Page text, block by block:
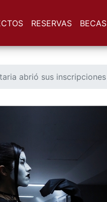
RESERVAS BECAS
abrió sus inscripciones